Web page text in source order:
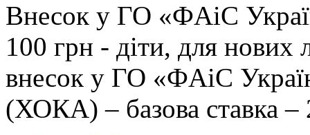
Внесок у ГО «ФAiC
100 грн - діти, для нових
внесок у ГО «ФAiC
(ХОКА) – базова ставка –